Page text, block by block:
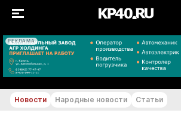
РЕКЛАМА
+16...+17 °С
Новости Народные новости Статьи